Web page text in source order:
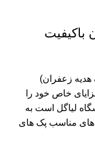
باکیفیت
زعفران)
خاص خود را
لیاگل است به
های مناسب پک های